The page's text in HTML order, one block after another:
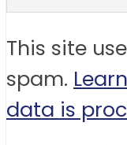
This site
spam.
data is